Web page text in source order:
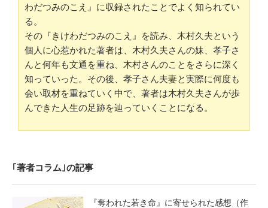
わだつみのこえ』に収録されたことでよく知られてい
る。
その『きけわだつみのこえ』を読み、木村久夫という
個人に心惹かれた著者は、木村久夫さんの妹、孝子さ
んと何年も文通を重ね、木村さんのことをさらに深く
知っていった。その後、孝子さん夫妻と実際に何度も
会い取材を重ねていく中で、著者は木村久夫さんが歩
んできた人生の足跡を辿っていくことになる。
｢著者コラム｣の記事
『奪われた若き命』に寄せられた感想（作